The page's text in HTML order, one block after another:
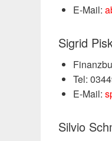
E-Mail:
Sigrid
Tel:
E-Mail:
Silvio